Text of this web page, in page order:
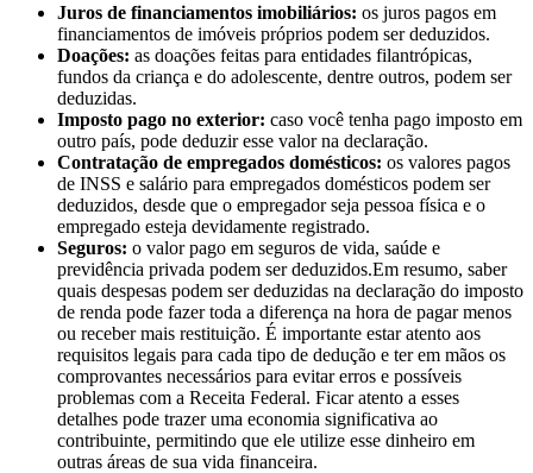
Juros de financiamentos imobiliários: os juros pagos em
financiamentos de imóveis próprios podem ser deduzidos.
Doações: as doações feitas para entidades filantrópicas,
fundos da criança e do adolescente, dentre outros, podem ser
deduzidas.
Imposto pago no exterior: caso você tenha pago imposto em
outro país, pode deduzir esse valor na declaração.
Contratação de empregados domésticos: os valores pagos
de INSS e salário para empregados domésticos podem ser
deduzidos, desde que o empregador seja pessoa física e o
empregado esteja devidamente registrado.
Seguros: o valor pago em seguros de vida, saúde e
previdência privada podem ser deduzidos.Em resumo, saber
quais despesas podem ser deduzidas na declaração do imposto
de renda pode fazer toda a diferença na hora de pagar menos
ou receber mais restituição. É importante estar atento aos
requisitos legais para cada tipo de dedução e ter em mãos os
comprovantes necessários para evitar erros e possíveis
problemas com a Receita Federal. Ficar atento a esses
detalhes pode trazer uma economia significativa ao
contribuinte, permitindo que ele utilize esse dinheiro em
outras áreas de sua vida financeira.